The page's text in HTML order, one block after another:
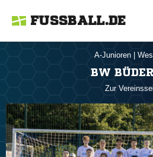
FUSSBALL.DE
A-Junioren
BW
Zur